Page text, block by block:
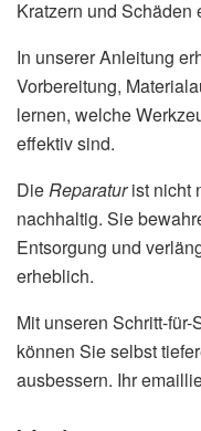
Kratzern und Schäden
In unserer Anleitung
Vorbereitung,
lernen, welche
effektiv sind.
DieReparaturist nicht
nachhaltig. Sie
Entsorgung und
erheblich.
Mit unseren Schritt-für-
können Sie selbst
ausbessern. Ihr